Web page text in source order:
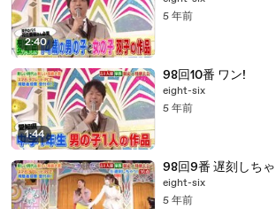
2:40
5 年前
1:44
98回10番 ワン!
eight-six
5 年前
98回9番 遅刻しち
eight-six
5 年前